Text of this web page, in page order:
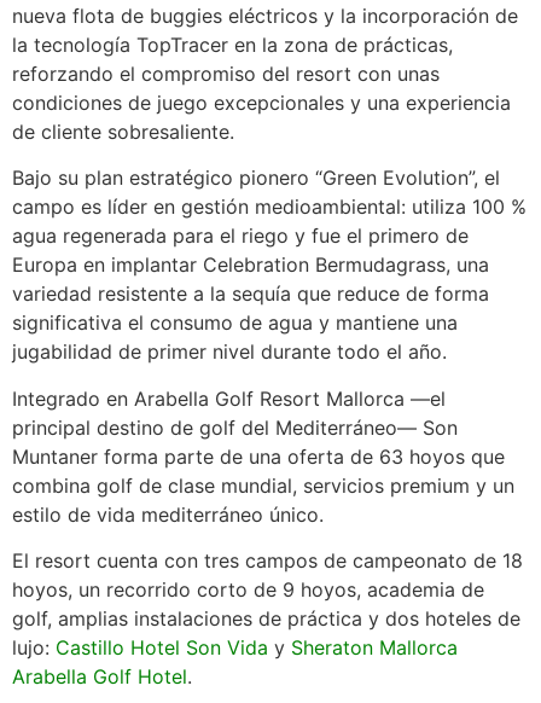
nueva flota de buggies eléctricos y la incorporación de
la tecnología TopTracer en la zona de prácticas,
reforzando el compromiso del resort con unas
condiciones de juego excepcionales y una experiencia
de cliente sobresaliente.
Bajo su plan estratégico pionero “Green Evolution”, el
campo es líder en gestión medioambiental: utiliza 100 %
agua regenerada para el riego y fue el primero de
Europa en implantar Celebration Bermudagrass, una
variedad resistente a la sequía que reduce de forma
significativa el consumo de agua y mantiene una
jugabilidad de primer nivel durante todo el año.
Integrado en Arabella Golf Resort Mallorca —el
principal destino de golf del Mediterráneo— Son
Muntaner forma parte de una oferta de 63 hoyos que
combina golf de clase mundial, servicios premium y un
estilo de vida mediterráneo único.
El resort cuenta con tres campos de campeonato de 18
hoyos, un recorrido corto de 9 hoyos, academia de
golf, amplias instalaciones de práctica y dos hoteles de
lujo: Castillo Hotel Son Vida y Sheraton Mallorca
Arabella Golf Hotel.